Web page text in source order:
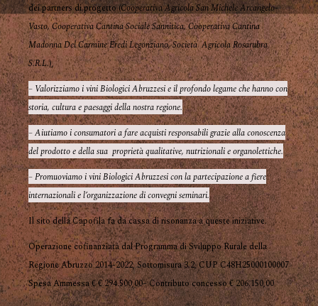
dei partners di progetto (Cooperativa Agricola San Michele Arcangelo-
Vasto, Cooperativa Cantina Sociale Sannitica, Cooperativa Cantina
Madonna Del Carmine Eredi Legonziano, Società Agricola Rosarubra
S.R.L.),
– Valorizziamo i vini Biologici Abruzzesi e il profondo legame che hanno con
storia, cultura e paesaggi della nostra regione.
– Aiutiamo i consumatori a fare acquisti responsabili grazie alla conoscenza
del prodotto e della sua proprietà qualitative, nutrizionali e organolettiche.
– Promuoviamo i vini Biologici Abruzzesi con la partecipazione a fiere
internazionali e l’organizzazione di convegni seminari.
Il sito della Capofila fa da cassa di risonanza a queste iniziative.
Operazione cofinanziata dal Programma di Sviluppo Rurale della
Regione Abruzzo 2014-2022, Sottomisura 3.2, CUP C48H25000100007
Spesa Ammessa € € 294.500,00– Contributo concesso € 206.150,00